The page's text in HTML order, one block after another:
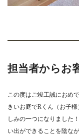
担当者からお
この度はご竣工誠におめ
きいお庭でRくん（お子
しみの一つになりました
い出ができることを陰な